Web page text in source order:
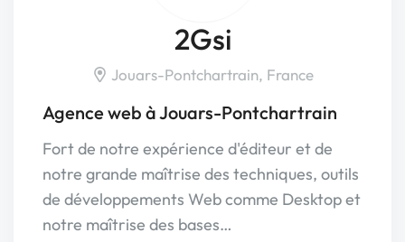
2Gsi
Jouars-Pontchartrain, France
Agence web à Jouars-Pontchartrain
Fort de notre expérience d'éditeur et de
notre grande maîtrise des techniques, outils
de développements Web comme Desktop et
notre maîtrise des bases…